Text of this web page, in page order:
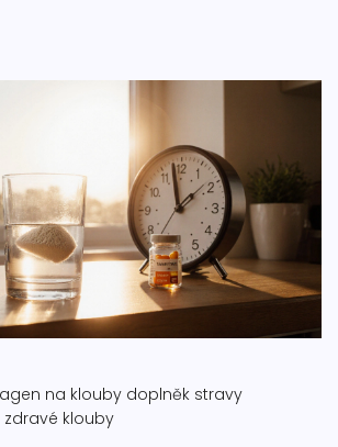
na klouby doplněk stravy
zdravé klouby